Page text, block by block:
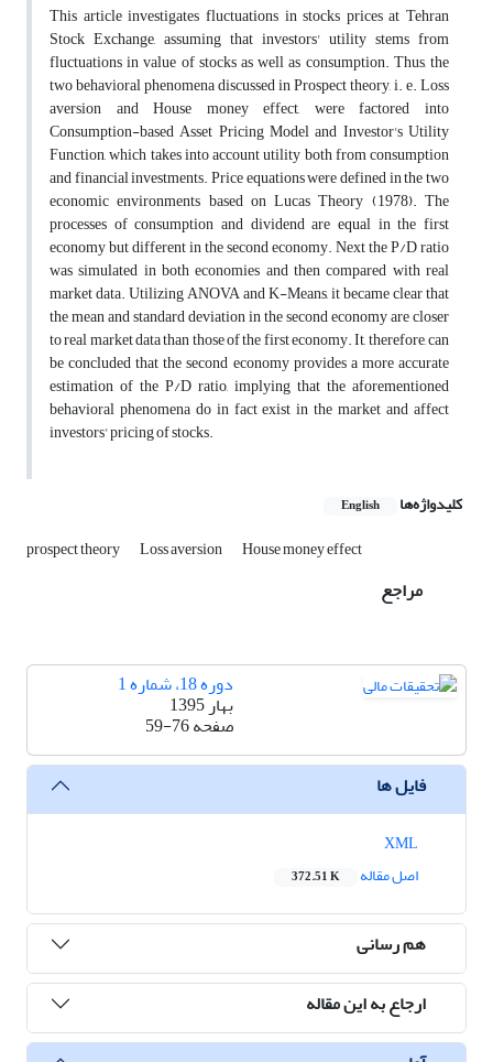
This article investigates fluctuations in stocks prices at Tehran
Stock Exchange, assuming that investors' utility stems from
fluctuations in value of stocks as well as consumption. Thus, the
two behavioral phenomena discussed in Prospect theory, i. e. Loss
aversion and House money effect, were factored into
Consumption-based Asset Pricing Model and Investor's Utility
Function, which takes into account utility both from consumption
and financial investments. Price equations were defined in the two
economic environments based on Lucas Theory (1978). The
processes of consumption and dividend are equal in the first
economy but different in the second economy. Next the P/D ratio
was simulated in both economies and then compared with real
market data. Utilizing ANOVA and K-Means, it became clear that
the mean and standard deviation in the second economy are closer
to real market data than those of the first economy. It, therefore, can
be concluded that the second economy provides a more accurate
estimation of the P/D ratio, implying that the aforementioned
behavioral phenomena do in fact exist in the market and affect
investors' pricing of stocks.
کلیدواژه‌ها English
prospect theory Loss aversion House money effect
مراجع
دوره 18، شماره 1
بهار 1395
صفحه59-76
فایل ها
اصل مقاله
372.51 K
هم رسانی
ارجاع به این مقاله